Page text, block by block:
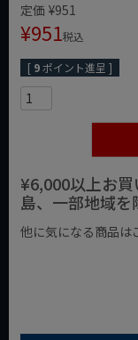
定価 ¥951
¥951税込
[ 9ポイント進呈 ]
¥6,000以上お
島、一部地域を
他に気になる商品は